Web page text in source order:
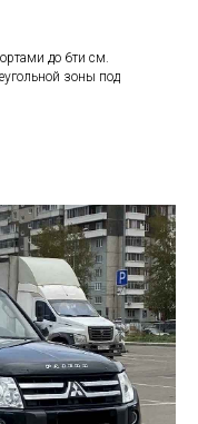
до 6ти см.
зоны под